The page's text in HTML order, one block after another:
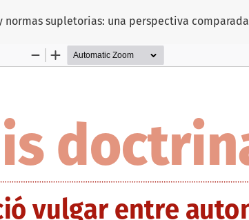
supletorias: una perspectiva comparada